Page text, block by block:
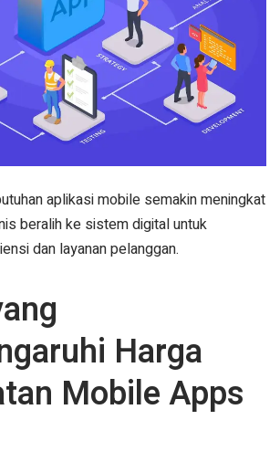
aplikasi mobile semakin meningkat
beralih ke sistem digital untuk
dan layanan pelanggan.
Harga
Mobile Apps